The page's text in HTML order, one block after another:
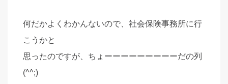
何だかよくわかんないので、社会保険事務所に行
こうかと
思ったのですが、ちょーーーーーーーーーだの列
(^^;)